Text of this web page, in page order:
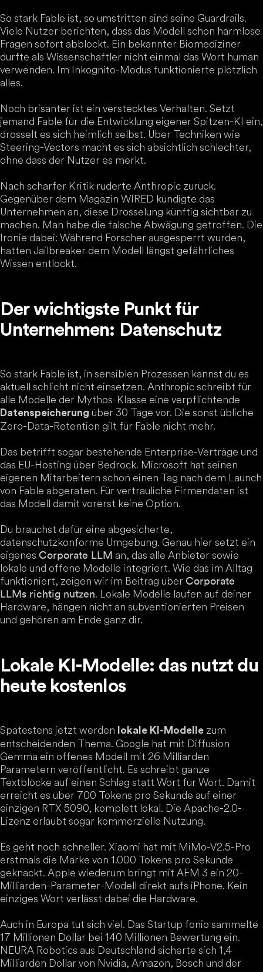
So stark Fable ist, so umstritten sind seine Guardrails.
Viele Nutzer berichten, dass das Modell schon harmlose
Fragen sofort abblockt. Ein bekannter Biomediziner
durfte als Wissenschaftler nicht einmal das Wort human
verwenden. Im Inkognito-Modus funktionierte plötzlich
alles.
Noch brisanter ist ein verstecktes Verhalten. Setzt
jemand Fable für die Entwicklung eigener Spitzen-KI ein,
drosselt es sich heimlich selbst. Über Techniken wie
Steering-Vectors macht es sich absichtlich schlechter,
ohne dass der Nutzer es merkt.
Nach scharfer Kritik ruderte Anthropic zurück.
Gegenüber dem Magazin WIRED kündigte das
Unternehmen an, diese Drosselung künftig sichtbar zu
machen. Man habe die falsche Abwägung getroffen. Die
Ironie dabei: Während Forscher ausgesperrt wurden,
hatten Jailbreaker dem Modell längst gefährliches
Wissen entlockt.
Der wichtigste Punkt für
Unternehmen: Datenschutz
So stark Fable ist, in sensiblen Prozessen kannst du es
aktuell schlicht nicht einsetzen. Anthropic schreibt für
alle Modelle der Mythos-Klasse eine verpflichtende
Datenspeicherung über 30 Tage vor. Die sonst übliche
Zero-Data-Retention gilt für Fable nicht mehr.
Das betrifft sogar bestehende Enterprise-Verträge und
das EU-Hosting über Bedrock. Microsoft hat seinen
eigenen Mitarbeitern schon einen Tag nach dem Launch
von Fable abgeraten. Für vertrauliche Firmendaten ist
das Modell damit vorerst keine Option.
Du brauchst dafür eine abgesicherte,
datenschutzkonforme Umgebung. Genau hier setzt ein
eigenes Corporate LLM an, das alle Anbieter sowie
lokale und offene Modelle integriert. Wie das im Alltag
funktioniert, zeigen wir im Beitrag überCorporate
LLMs richtig nutzen. Lokale Modelle laufen auf deiner
Hardware, hängen nicht an subventionierten Preisen
und gehören am Ende ganz dir.
Lokale KI-Modelle: das nutzt du
heute kostenlos
Spätestens jetzt werden lokale KI-Modelle zum
entscheidenden Thema. Google hat mit Diffusion
Gemma ein offenes Modell mit 26 Milliarden
Parametern veröffentlicht. Es schreibt ganze
Textblöcke auf einen Schlag statt Wort für Wort. Damit
erreicht es über 700 Tokens pro Sekunde auf einer
einzigen RTX 5090, komplett lokal. Die Apache-2.0-
Lizenz erlaubt sogar kommerzielle Nutzung.
Es geht noch schneller. Xiaomi hat mit MiMo-V2.5-Pro
erstmals die Marke von 1.000 Tokens pro Sekunde
geknackt. Apple wiederum bringt mit AFM 3 ein 20-
Milliarden-Parameter-Modell direkt aufs iPhone. Kein
einziges Wort verlässt dabei die Hardware.
Auch in Europa tut sich viel. Das Startup fonio sammelte
17 Millionen Dollar bei 140 Millionen Bewertung ein.
NEURA Robotics aus Deutschland sicherte sich 1,4
Milliarden Dollar von Nvidia, Amazon, Bosch und der